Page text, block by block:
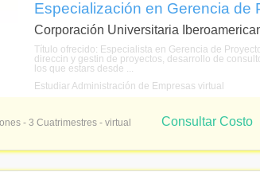
Especialización en Gerencia de
Corporación Universitaria
Título ofrecido: Especialista en Gerencia de
direccin y gestin de proyectos, desarrollo de
los que estars desde ...
Estudiar Administración de Empresas virtual
- 3 Cuatrimestres - virtual Consultar Costo